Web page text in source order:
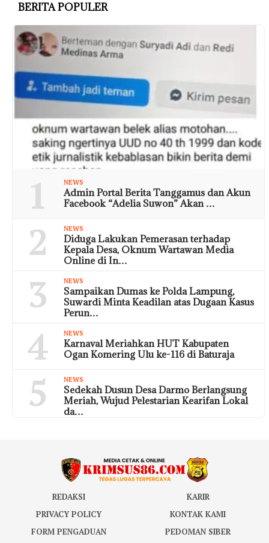
BERITA POPULER
1 NEWS
Admin Portal Berita Tanggamus dan Akun
Facebook “Adelia Suwon” Akan …
2 NEWS
Diduga Lakukan Pemerasan terhadap
Kepala Desa, Oknum Wartawan Media
Online di In…
3 NEWS
Sampaikan Dumas ke Polda Lampung,
Suwardi Minta Keadilan atas Dugaan Kasus
Perun…
4 NEWS
Karnaval Meriahkan HUT Kabupaten
Ogan Komering Ulu ke-116 di Baturaja
5 NEWS
Sedekah Dusun Desa Darmo Berlangsung
Meriah, Wujud Pelestarian Kearifan Lokal
da…
REDAKSI
KARIR
PRIVACY POLICY
KONTAK KAMI
FORM PENGADUAN
PEDOMAN SIBER